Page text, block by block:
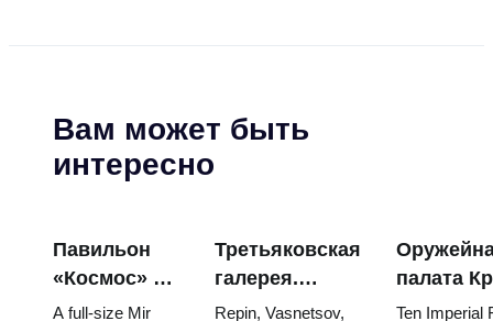
Вам может быть
интересно
Павильон
«Космос» на
ВДНХ:
A full-size Mir
Третьяковская
галерея.
Шедевры:
Repin, Vasnetsov,
палата
яйца
Ten Imperial